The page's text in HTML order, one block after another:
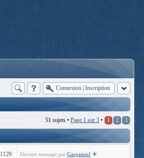
Connexion Inscription
51 sujets • Page 1 sur 3 • 1 2 3
Dernier message par Gargamiel